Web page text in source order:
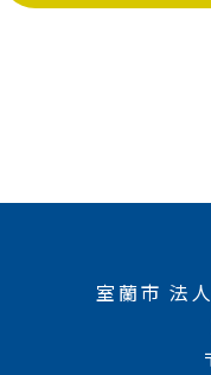
室蘭市 法